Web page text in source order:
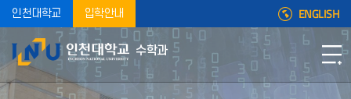
인천대학교 입학안내 ENGLISH
수학과